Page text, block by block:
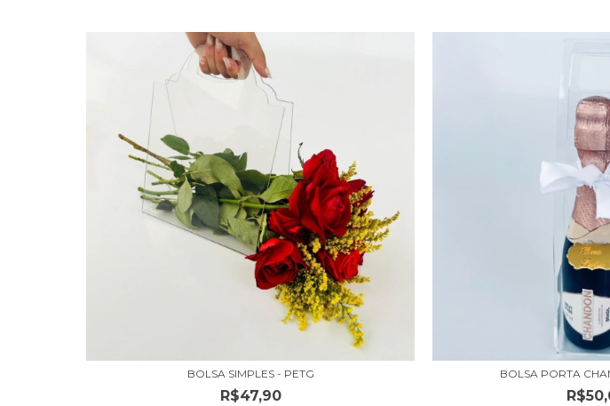
BOLSA SIMPLES - PETG
R$47,90
BOLSA PORTA